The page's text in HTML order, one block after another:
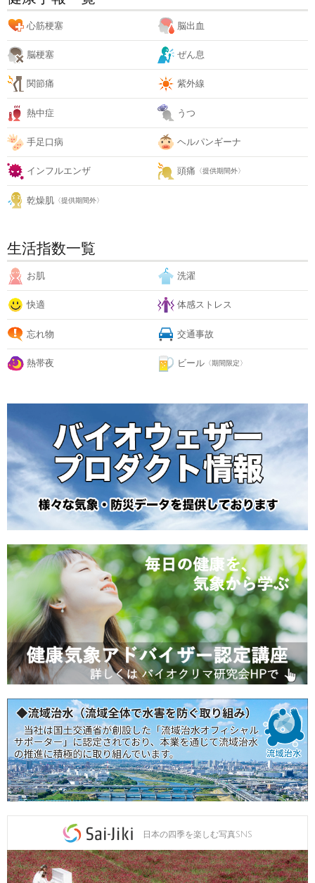
心筋梗塞 脳出血
脳梗塞 ぜん息
関節痛 紫外線
熱中症 うつ
手足口病 ヘルパンギーナ
インフルエンザ 頭痛 〈提供期間外〉
乾燥肌 〈提供期間外〉
生活指数一覧
お肌 洗濯
快適 体感ストレス
忘れ物 交通事故
熱帯夜 ビール 〈期間限定〉
日本の四季を楽しむ写真SNS